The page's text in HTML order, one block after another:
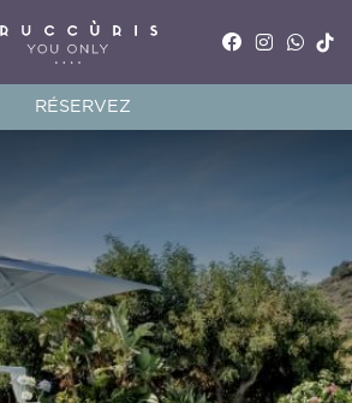
RÉSERVEZ